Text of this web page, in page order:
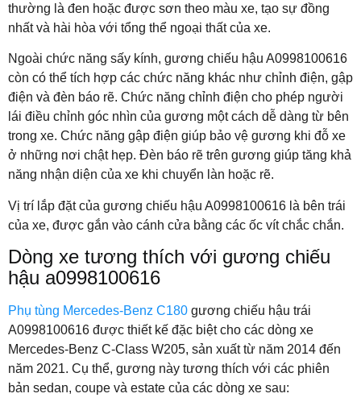
thường là đen hoặc được sơn theo màu xe, tạo sự đồng
nhất và hài hòa với tổng thể ngoại thất của xe.
Ngoài chức năng sấy kính, gương chiếu hậu A0998100616
còn có thể tích hợp các chức năng khác như chỉnh điện, gập
điện và đèn báo rẽ. Chức năng chỉnh điện cho phép người
lái điều chỉnh góc nhìn của gương một cách dễ dàng từ bên
trong xe. Chức năng gập điện giúp bảo vệ gương khi đỗ xe
ở những nơi chật hẹp. Đèn báo rẽ trên gương giúp tăng khả
năng nhận diện của xe khi chuyển làn hoặc rẽ.
Vị trí lắp đặt của gương chiếu hậu A0998100616 là bên trái
của xe, được gắn vào cánh cửa bằng các ốc vít chắc chắn.
Dòng xe tương thích với gương chiếu
hậu a0998100616
Phụ tùng Mercedes-Benz C180 gương chiếu hậu trái
A0998100616 được thiết kế đặc biệt cho các dòng xe
Mercedes-Benz C-Class W205, sản xuất từ năm 2014 đến
năm 2021. Cụ thể, gương này tương thích với các phiên
bản sedan, coupe và estate của các dòng xe sau: